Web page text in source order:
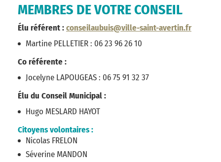
MEMBRES DE VOTRE CONSEIL
Élu référent :conseilaubuis@ville-saint-avertin.fr
Martine PELLETIER : 06 23 96 26 10
Co référente :
Jocelyne LAPOUGEAS : 06 75 91 32 37
Élu du Conseil Municipal :
Hugo MESLARD HAYOT
Citoyens volontaires :
Nicolas FRELON
Séverine MANDON